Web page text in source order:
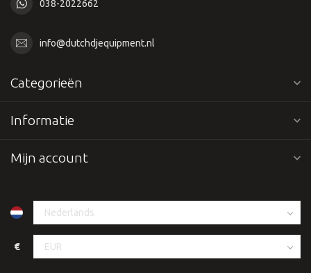
038-2022662
info@dutchdjequipment.nl
Categorieën
Informatie
Mijn account
€